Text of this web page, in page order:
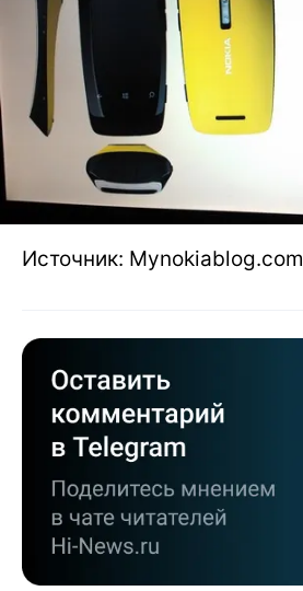
Источник: Mynokiablog.com